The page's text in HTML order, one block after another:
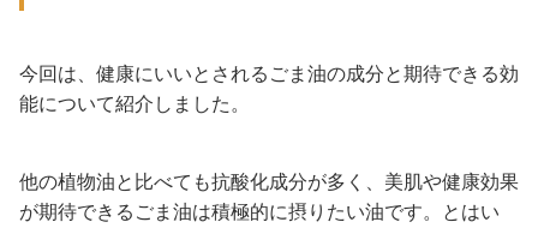
今回は、健康にいいとされるごま油の成分と期待できる効
能について紹介しました。
他の植物油と比べても抗酸化成分が多く、美肌や健康効果
が期待できるごま油は積極的に摂りたい油です。とはい